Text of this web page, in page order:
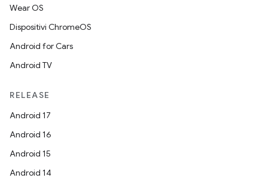
Wear OS
Dispositivi ChromeOS
Android for Cars
Android TV
RELEASE
Android 17
Android 16
Android 15
Android 14